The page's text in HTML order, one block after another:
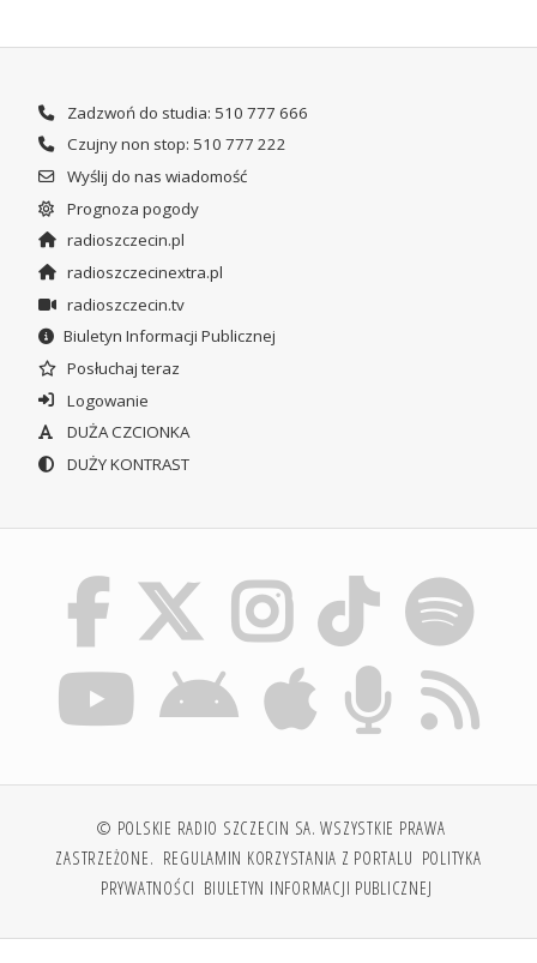
Zadzwoń do studia: 510 777 666
Czujny non stop: 510 777 222
Wyślij do nas wiadomość
Prognoza pogody
radioszczecin.pl
radioszczecinextra.pl
radioszczecin.tv
Biuletyn Informacji Publicznej
Posłuchaj teraz
Logowanie
DUŻA CZCIONKA
DUŻY KONTRAST
© POLSKIE RADIO SZCZECIN SA. WSZYSTKIE PRAWA
ZASTRZEŻONE. REGULAMIN KORZYSTANIA Z PORTALU POLITYKA
PRYWATNOŚCI BIULETYN INFORMACJI PUBLICZNEJ